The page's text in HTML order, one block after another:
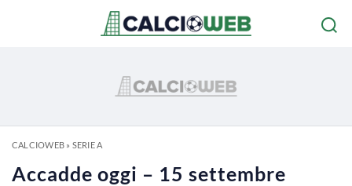
CALCIOWEB» SERIE A
Accadde oggi – 15 settembre